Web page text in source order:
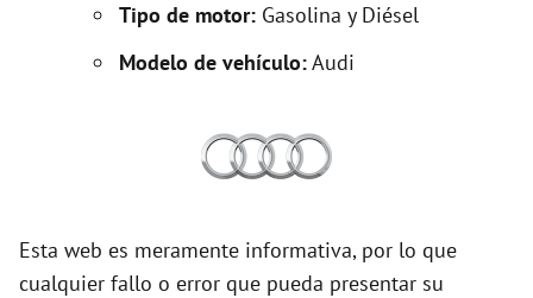
Tipo de motor: Gasolina y Diésel
Modelo de vehículo:Audi
Esta web es meramente informativa, por lo que
cualquier fallo o error que pueda presentar su